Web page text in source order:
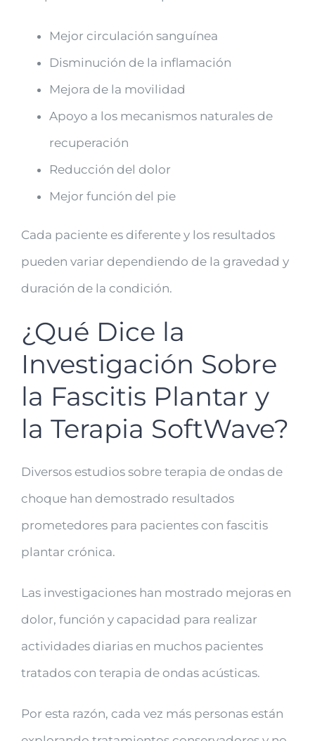
Mejor circulación sanguínea
Disminución de la inflamación
Mejora de la movilidad
Apoyo a los mecanismos naturales de
recuperación
Reducción del dolor
Mejor función del pie
Cada paciente es diferente y los resultados
pueden variar dependiendo de la gravedad y
duración de la condición.
¿Qué Dice la
Investigación Sobre
la Fascitis Plantar y
la Terapia SoftWave?
Diversos estudios sobre terapia de ondas de
choque han demostrado resultados
prometedores para pacientes con fascitis
plantar crónica.
Las investigaciones han mostrado mejoras en
dolor, función y capacidad para realizar
actividades diarias en muchos pacientes
tratados con terapia de ondas acústicas.
Por esta razón, cada vez más personas están